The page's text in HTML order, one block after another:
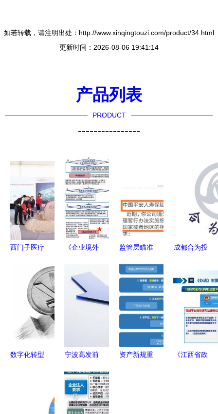
如若转载，请注明出处：http://www.xinqingtouzi.com/product/34.html
更新时间：2026-08-06 19:41:14
产品列表
PRODUCT
----------------
西门子医疗
诊断新工厂
奠基，赋能
本土医疗创
新与全球供
应链
《企业境外
法》核心要
点图解与投
资管理流程
监管层瞄准
资，平安新
华中再因投
资管理违规
受领监管函
成都合为投
业投资管理
服务助力企
业成长
数字化转型
宁波高发前
下滑3.62%
至1.35亿
资产新规重
《江西省政